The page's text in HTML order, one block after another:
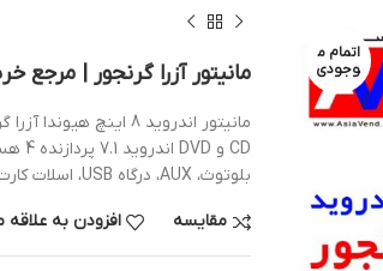
اتمام م
وجودی
مانیتور آزرا گرنجور | مرجع
بلوتوث، AUX، درگاه USB، اسلات کارت حافظه جانبی، وای فای و میکروفون
مقایسه افزودن به